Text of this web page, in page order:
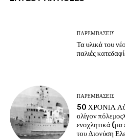
ΠΑΡΕΜΒΑΣΕΙΣ
Τα υλικά του
παλιές
ΠΑΡΕΜΒΑΣΕΙΣ
50 ΧΡΟΝΙΑ
ολίγον
ενοχλητικά (μα
του Διονύση